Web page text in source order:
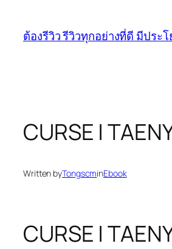
content
ต้องรีวิว รีวิวทุกอย่างที่ดี มีประ
CURSE |
Written byTongscminEbook
CURSE |